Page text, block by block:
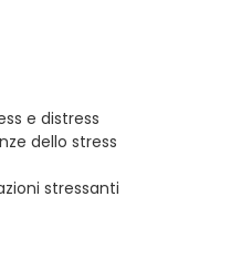
e distress
dello stress
stressanti